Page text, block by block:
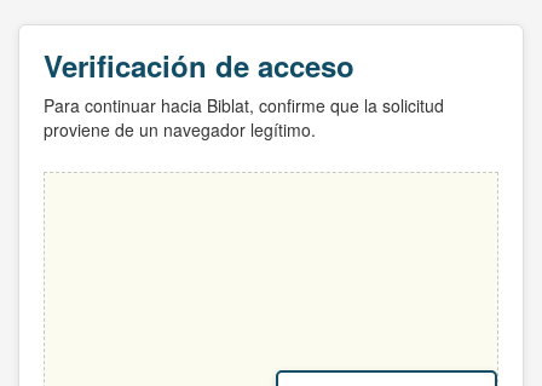
Verificación de acceso
Para continuar hacia Biblat, confirme que la solicitud
proviene de un navegador legítimo.